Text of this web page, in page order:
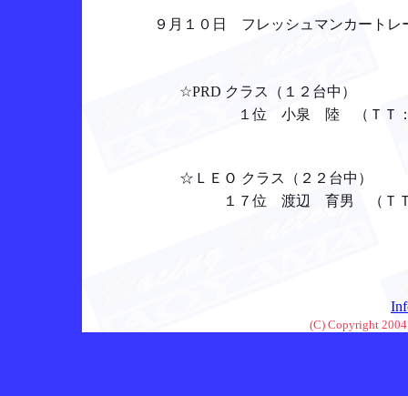
９月１０日 フレッシュマンカートレ
☆PRD クラス（１２台中）
１位 小泉 陸 （ＴＴ：１位
☆ＬＥＯ クラス（２２台中）
１７位 渡辺 育男 （ＴＴ：２１
(C) Copyright